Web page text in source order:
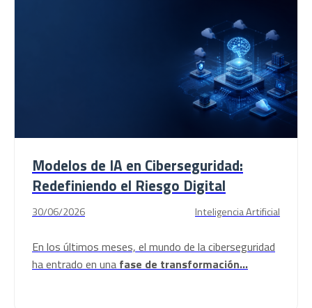
Modelos de IA en Ciberseguridad:
Redefiniendo el Riesgo Digital
30/06/2026 Inteligencia Artificial
En los últimos meses, el mundo de la ciberseguridad
ha entrado en una fase de transformación...